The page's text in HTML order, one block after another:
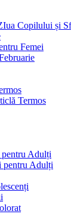
Copilului și
Femei
Termos
Adulți
pentru Adulți